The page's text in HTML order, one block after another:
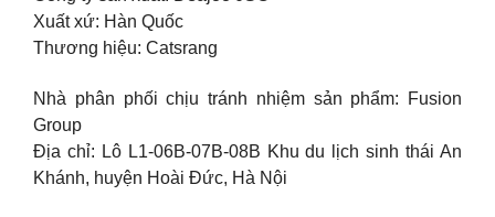
Xuất xứ: Hàn Quốc
Thương hiệu: Catsrang
Nhà phân phối chịu tránh nhiệm sản phẩm: Fusion
Group
Địa chỉ: Lô L1-06B-07B-08B Khu du lịch sinh thái An
Khánh, huyện Hoài Đức, Hà Nội